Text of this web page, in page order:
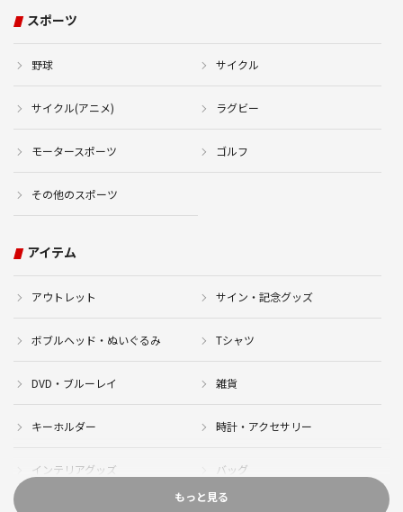
スポーツ
野球 サイクル
サイクル(アニメ) ラグビー
モータースポーツ ゴルフ
その他のスポーツ
アイテム
アウトレット サイン・記念グッズ
ボブルヘッド・ぬいぐるみ Tシャツ
DVD・ブルーレイ 雑貨
キーホルダー 時計・アクセサリー
インテリアグッズ バッグ
もっと見る